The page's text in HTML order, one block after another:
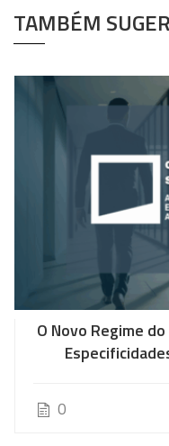
TAMBÉM
O Novo Regime
0